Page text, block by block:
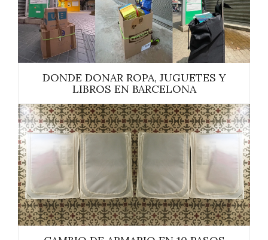
DONDE DONAR ROPA, JUGUETES Y
LIBROS EN BARCELONA